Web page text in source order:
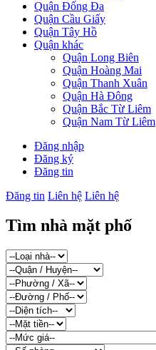
Quận Đống Đa
Quận Cầu Giấy
Quận Tây Hồ
Quận khác
Quận Long Biên
Quận Hoàng Mai
Quận Thanh Xuân
Quận Hà Đông
Quận Bắc Từ Liêm
Quận Nam Từ Liêm
Đăng nhập
Đăng ký
Đăng tin
Đăng tin Liên hệ Liên hệ
Tìm nhà mặt phố